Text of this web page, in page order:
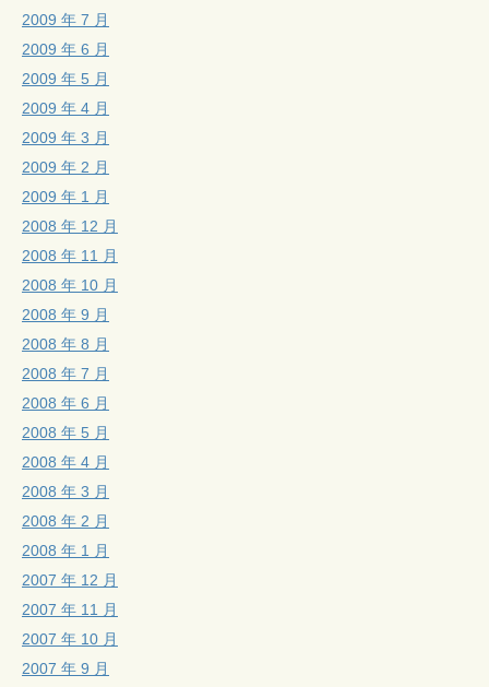
2009 年 7 月
2009 年 6 月
2009 年 5 月
2009 年 4 月
2009 年 3 月
2009 年 2 月
2009 年 1 月
2008 年 12 月
2008 年 11 月
2008 年 10 月
2008 年 9 月
2008 年 8 月
2008 年 7 月
2008 年 6 月
2008 年 5 月
2008 年 4 月
2008 年 3 月
2008 年 2 月
2008 年 1 月
2007 年 12 月
2007 年 11 月
2007 年 10 月
2007 年 9 月